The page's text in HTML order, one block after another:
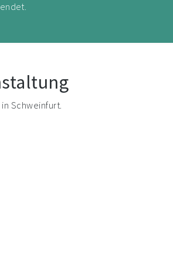
Schweinfurt.